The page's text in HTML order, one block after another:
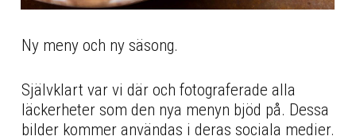
Ny meny och ny säsong.
Självklart var vi där och fotograferade alla
läckerheter som den nya menyn bjöd på. Dessa
bilder kommer användas i deras sociala medier.